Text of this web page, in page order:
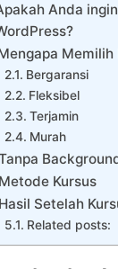
Anda
Memilih
Bergaransi
Fleksibel
Terjamin
Murah
Metode Kursus
Hasil Setelah
Related posts: